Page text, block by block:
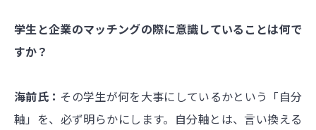
学生と企業のマッチングの際に意識していることは何で
すか？
海前氏： その学生が何を大事にしているかという「自分
軸」を、必ず明らかにします。自分軸とは、言い換える